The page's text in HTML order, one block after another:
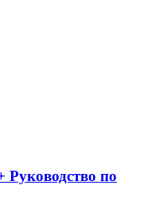
Руководство по